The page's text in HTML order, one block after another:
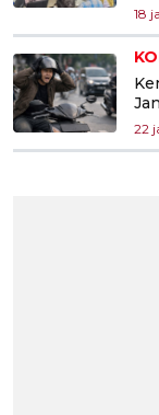
18
22